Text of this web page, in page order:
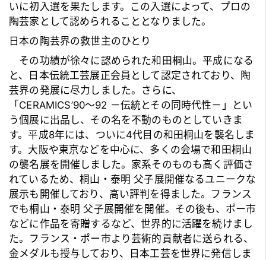
いに初入選を果たします。この入選によって、プロの
陶芸家として認められることとなりました。
日本の陶芸界の救世主のひとり
その功績が徐々に認められた和田桐山。平成になる
と、日本伝統工芸展正会員として認定されており、陶
芸界の発展に尽力しました。さらに、
「CERAMICS’90～92 －伝統とその同時代性－」とい
う個展に出品し、その名を不動のものとしていきま
す。平成8年には、ついに4代目の和田桐山を襲名しま
す。大阪や東京などを中心に、多くの会場で和田桐山
の襲名展を開催しました。家系そのものも高く評価さ
れているため、桐山・泰明 父子展開催なるユニークな
展示も開催しており、高い評判を得ました。フランス
でも桐山・泰明 父子展開催を開催。その後も、ポー市
などに作品を寄贈するなど、世界的に活躍を続けまし
た。フランス・ポー市より芸術的貢献者に送られる、
金メダルも授与しており、日本工芸を世界に発信しま